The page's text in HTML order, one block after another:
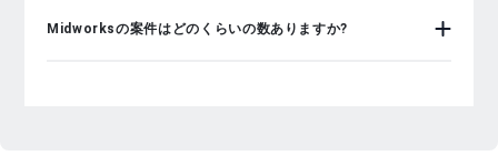
Midworksの案件はどのくらいの数ありますか?